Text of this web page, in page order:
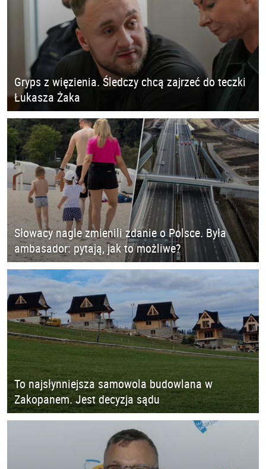
Gryps z więzienia. Śledczy chcą zajrzeć do teczki
Łukasza Żaka
Słowacy nagle zmienili zdanie o Polsce. Była
ambasador: pytają, jak to możliwe?
To najsłynniejsza samowola budowlana w
Zakopanem. Jest decyzja sądu